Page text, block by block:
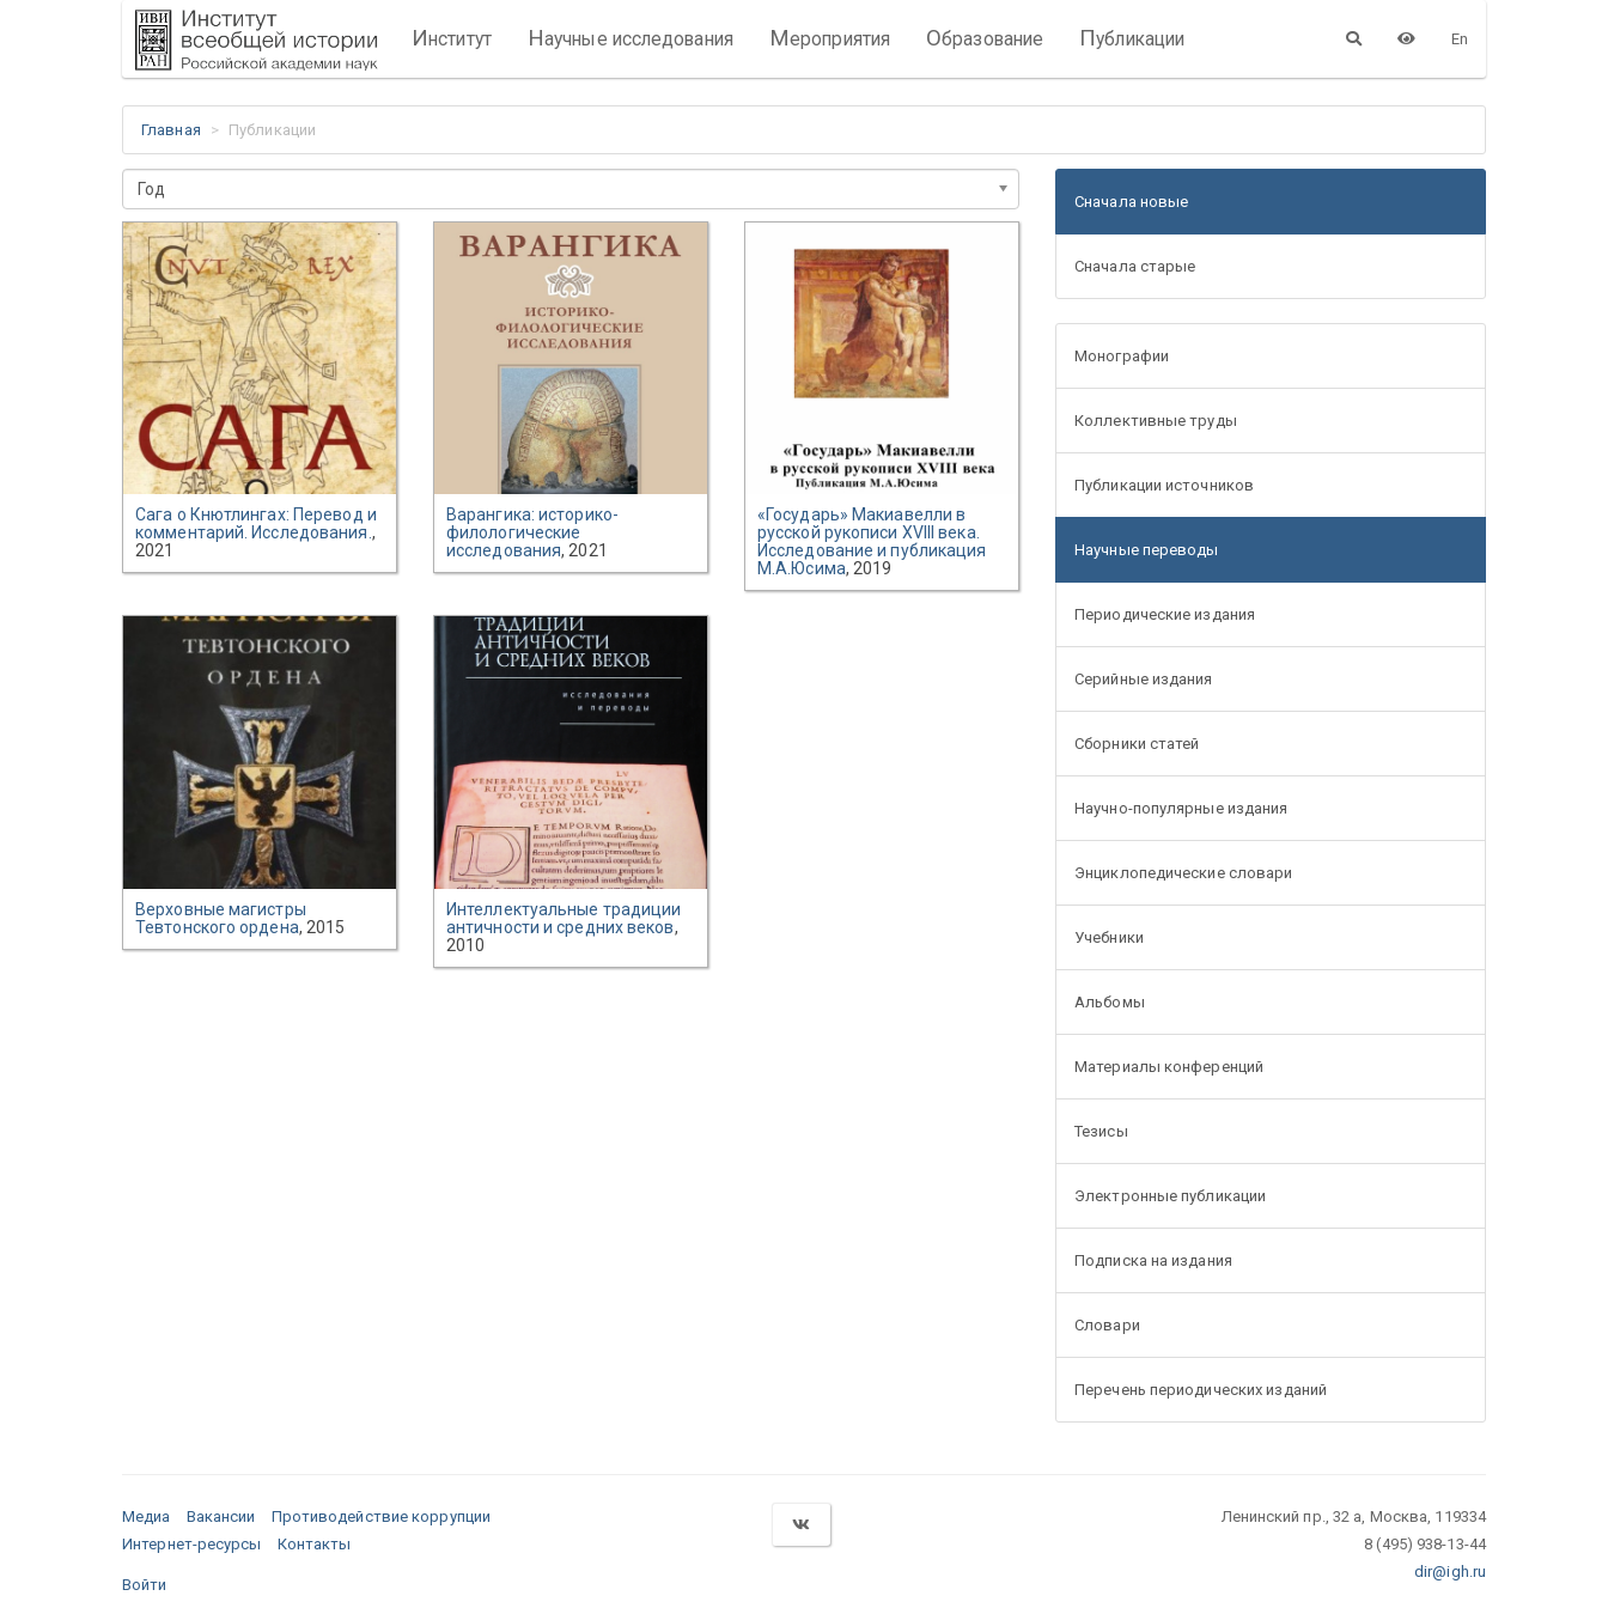
Институт Научные исследования Мероприятия Образование Публикации En
Главная Публикации
Год
Сага о Кнютлингах: Перевод и
комментарий. Исследования.,
2021
Варангика: историко-
филологические
исследования, 2021
«Государь» Макиавелли в
русской рукописи XVIII века.
Исследование и публикация
М.А.Юсима, 2019
Верховные магистры
Тевтонского ордена, 2015
Интеллектуальные традиции
античности и средних веков,
2010
Сначала новые
Сначала старые
Монографии
Коллективные труды
Публикации источников
Научные переводы
Периодические издания
Серийные издания
Сборники статей
Научно-популярные издания
Энциклопедические словари
Учебники
Альбомы
Материалы конференций
Тезисы
Электронные публикации
Подписка на издания
Словари
Перечень периодических изданий
Медиа Вакансии
Противодействие коррупции
Интернет-ресурсы
Контакты
Войти
Ленинский пр., 32 а, Москва, 119334
8 (495) 938-13-44
dir@igh.ru